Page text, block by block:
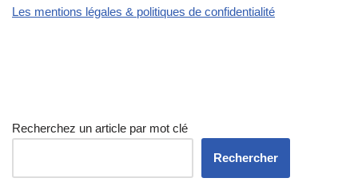
Les mentions légales & politiques de confidentialité
Recherchez un article par mot clé
Rechercher